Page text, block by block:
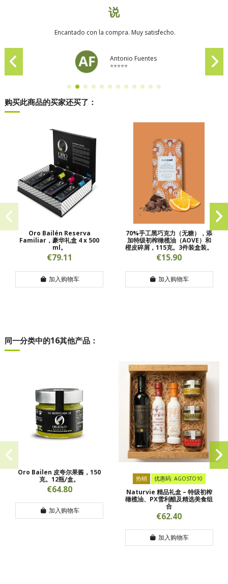
说
Encantado con la compra. Muy satisfecho.
Antonio Fuentes
⭐⭐⭐⭐⭐
购买此商品的买家还买了：
Oro Bailén Reserva
Familiar，豪华礼盒 4 x 500
ml。
€79.11
加入购物车
70%手工黑巧克力（无糖），添
加特级初榨橄榄油（AOVE）和
橙皮碎屑，115克。3件装盒装。
€15.90
加入购物车
同一分类中的16其他产品：
Oro Bailen 皮夸尔果酱，150
克。12瓶/盒。
€64.80
加入购物车
热销 优惠码: AGOSTO10
Naturvie 精品礼盒 – 特级初榨
橄榄油、PX雪利醋及精选美食组
合
€62.40
加入购物车